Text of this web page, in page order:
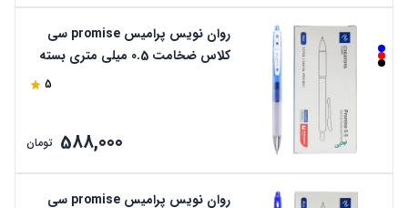
روان نویس پرامیس promise سی
کلاس ضخامت 0.5 میلی متری بسته
5
588,000 تومان
روان نویس پرامیس promise سی